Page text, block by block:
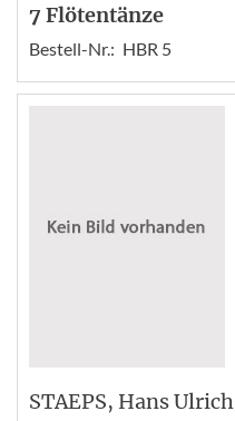
7 Flötentänze
Bestell-Nr.: HBR 5
STAEPS, Hans Ulrich